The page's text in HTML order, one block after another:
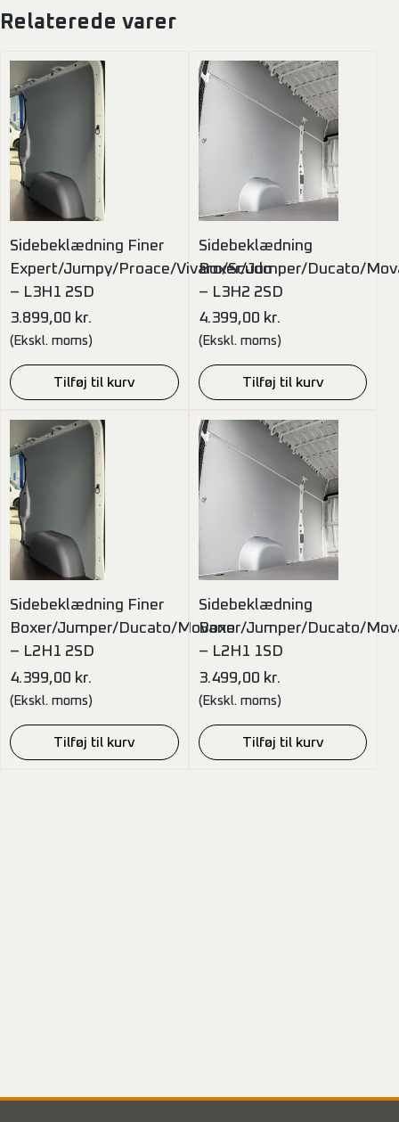
Relaterede varer
Sidebeklædning Finer
Expert/Jumpy/Proace/Vivaro/Scudo
– L3H1 2SD
3.899,00 kr.
(Ekskl. moms)
Tilføj til kurv
Sidebeklædning
Boxer/Jumper/Ducato/
– L3H2 2SD
4.399,00 kr.
(Ekskl. moms)
Tilføj til kurv
Sidebeklædning Finer
Boxer/Jumper/Ducato/Movano
– L2H1 2SD
4.399,00 kr.
(Ekskl. moms)
Tilføj til kurv
Sidebeklædning
Boxer/Jumper/Ducato/
– L2H1 1SD
3.499,00 kr.
(Ekskl. moms)
Tilføj til kurv